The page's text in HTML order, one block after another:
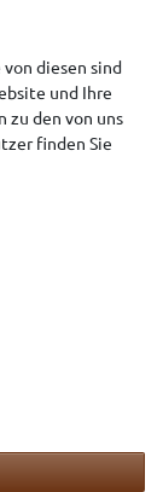
diesen sind
und Ihre
zu den von uns
finden Sie